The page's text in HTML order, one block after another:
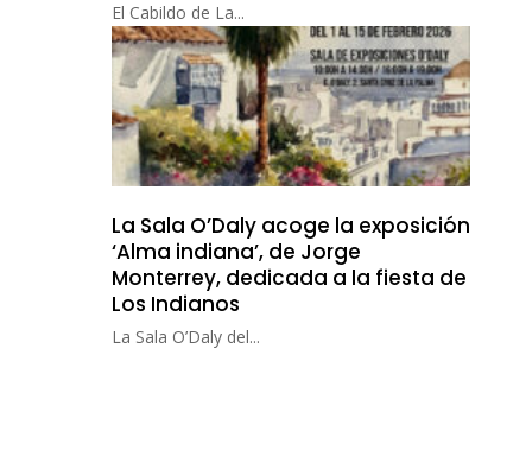
El Cabildo de La...
La Sala O’Daly acoge la exposición
‘Alma indiana’, de Jorge
Monterrey, dedicada a la fiesta de
Los Indianos
La Sala O’Daly del...